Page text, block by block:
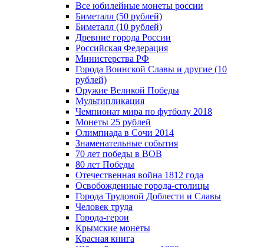
Все юбилейные монеты россии
Биметалл (50 рублей)
Биметалл (10 рублей)
Древние города России
Российская Федерация
Министерства РФ
Города Воинской Славы и другие (10
рублей)
Оружие Великой Победы
Мультипликация
Чемпионат мира по футболу 2018
Монеты 25 рублей
Олимпиада в Сочи 2014
Знаменательные события
70 лет победы в ВОВ
80 лет Победы
Отечественная война 1812 года
Освобожденные города-столицы
Города Трудовой Доблести и Славы
Человек труда
Города-герои
Крымские монеты
Красная книга